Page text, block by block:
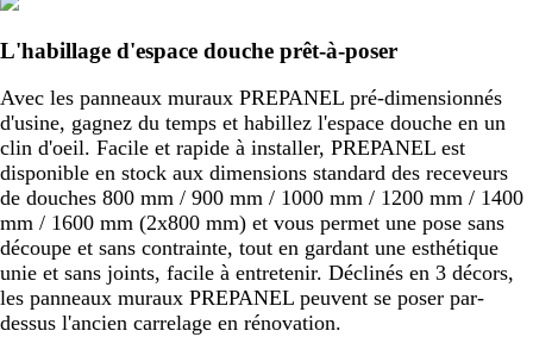
L'habillage d'espace douche prêt-à-poser
Avec les panneaux muraux PREPANEL pré-dimensionnés
d'usine, gagnez du temps et habillez l'espace douche en un
clin d'oeil. Facile et rapide à installer, PREPANEL est
disponible en stock aux dimensions standard des receveurs
de douches 800 mm / 900 mm / 1000 mm / 1200 mm / 1400
mm / 1600 mm (2x800 mm) et vous permet une pose sans
découpe et sans contrainte, tout en gardant une esthétique
unie et sans joints, facile à entretenir. Déclinés en 3 décors,
les panneaux muraux PREPANEL peuvent se poser par-
dessus l'ancien carrelage en rénovation.